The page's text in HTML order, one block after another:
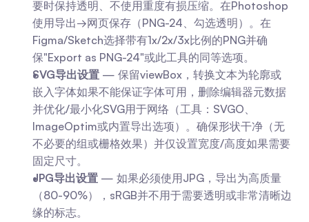
要时保持透明、不使用重度有损压缩。在Photoshop
使用导出→网页保存（PNG-24、勾选透明）。在
Figma/Sketch选择带有1x/2x/3x比例的PNG并确
保"Export as PNG-24"或此工具的同等选项。
SVG导出设置 — 保留viewBox，转换文本为轮廓或
嵌入字体如果不能保证字体可用，删除编辑器元数据
并优化/最小化SVG用于网络（工具：SVGO、
ImageOptim或内置导出选项）。确保形状干净（无
不必要的组或栅格效果）并仅设置宽度/高度如果需要
固定尺寸。
JPG导出设置 — 如果必须使用JPG，导出为高质量
（80-90%），sRGB并不用于需要透明或非常清晰边
缘的标志。